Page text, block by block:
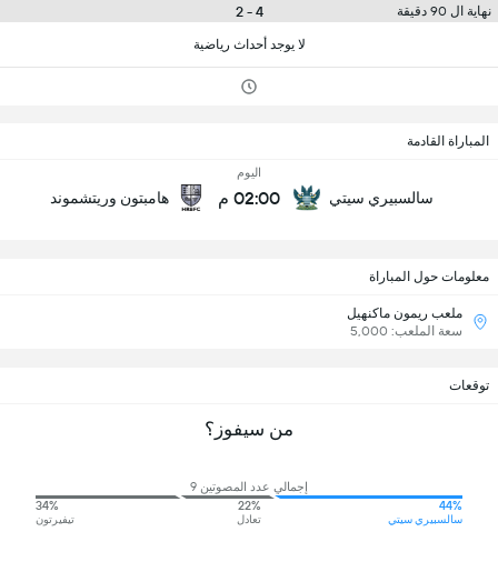
نهاية ال 90 دقيقة
4 - 2
لا يوجد أحداث رياضية
المباراة القادمة
سالسبيري سيتي
اليوم
02:00 م هامبتون وريتشموند
معلومات حول المباراة
ملعب ريمون ماكنهيل
سعة الملعب: 5,000
توقعات
من سيفوز؟
إجمالي عدد المصوتين 9
44%
سالسبيري سيتي
22%
تعادل
34%
تيفيرتون